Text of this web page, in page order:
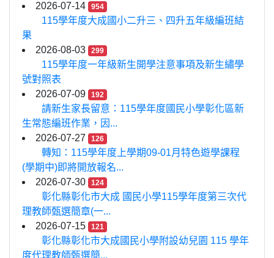
2026-07-14
954
115學年度大成國小二升三、四升五年級編班結
果
2026-08-03
299
115學年度一年級新生開學注意事項及新生繡學
號對照表
2026-07-09
192
請新生家長留意：115學年度國民小學彰化區新
生常態編班作業，因...
2026-07-27
126
轉知：115學年度上學期09-01月特色遊學課程
(學期中)即將開放報名...
2026-07-30
124
彰化縣彰化市大成 國民小學115學年度第三次代
理教師甄選簡章(一...
2026-07-15
121
彰化縣彰化市大成國民小學附設幼兒園 115 學年
度代理教師甄選簡...